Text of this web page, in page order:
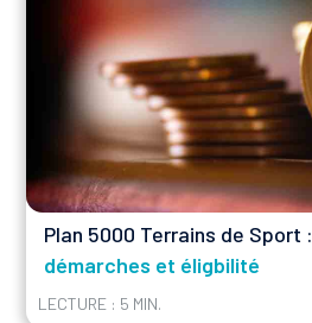
Plan 5000 Terrains de Sport :
démarches et éligbilité
LECTURE : 5 MIN.